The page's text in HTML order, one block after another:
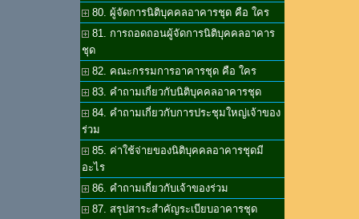
80. ผู้จัดการนิติบุคคลอาคารชุด คือ ใคร
81. การถอดถอนผู้จัดการนิติบุคคลอาคาร
ชุด
82. คณะกรรมการอาคารชุด คือ ใคร
83. คำถามเกี่ยวกับนิติบุคคลอาคารชุด
84. คำถามเกี่ยวกับการประชุมใหญ่เจ้าของ
ร่วม
85. ค่าใช้จ่ายของนิติบุคคลอาคารชุดมี
อะไร
86. คำถามเกี่ยวกับเจ้าของร่วม
87. สรุปสาระสำคัญระเบียบอาคารชุด